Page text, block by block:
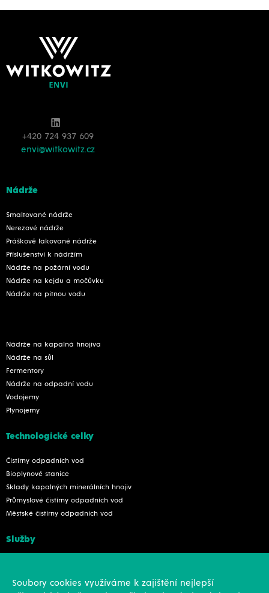
+420 724 937 609
envi@witkowitz.cz
Nádrže
Smaltované nádrže
Nerezové nádrže
Práškově lakované nádrže
Příslušenství k nádržím
Nádrže na požární vodu
Nádrže na kejdu a močůvku
Nádrže na pitnou vodu
Nádrže na kapalná hnojiva
Nádrže na sůl
Fermentory
Nádrže na odpadní vodu
Vodojemy
Plynojemy
Technologické celky
Čistírny odpadních vod
Bioplynové stanice
Sklady kapalných minerálních hnojiv
Průmyslové čistírny odpadních vod
Městské čistírny odpadních vod
Služby
Soubory cookies využíváme k zajištění nejlepší